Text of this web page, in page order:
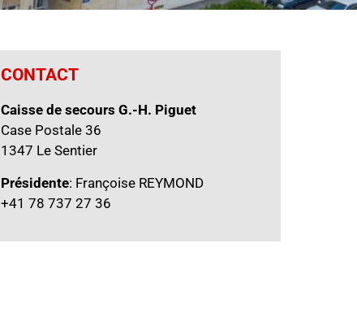
CONTACT
Caisse de secours G.-H. Piguet
Case Postale 36
1347 Le Sentier
Présidente: Françoise REYMOND
+41 78 737 27 36